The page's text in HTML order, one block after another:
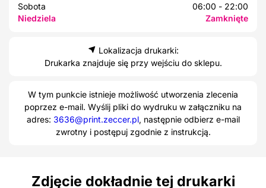
Sobota
06:00 - 22:00
Niedziela
Zamknięte
Lokalizacja drukarki:
Drukarka znajduje się przy wejściu do sklepu.
W tym punkcie istnieje możliwość utworzenia zlecenia
poprzez e-mail. Wyślij pliki do wydruku w załączniku na
adres: 3636@print.zeccer.pl, następnie odbierz e-mail
zwrotny i postępuj zgodnie z instrukcją.
Zdjęcie dokładnie tej drukarki